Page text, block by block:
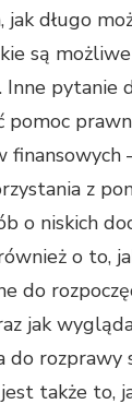
jak długo
są
Inne pytanie
pomoc
finansowych
z
o niskich
o to,
do
jak
do rozprawy
także to,